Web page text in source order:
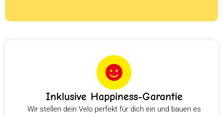
Inklusive Happiness-Garantie
Wir stellen dein Velo perfekt für dich ein und bauen es